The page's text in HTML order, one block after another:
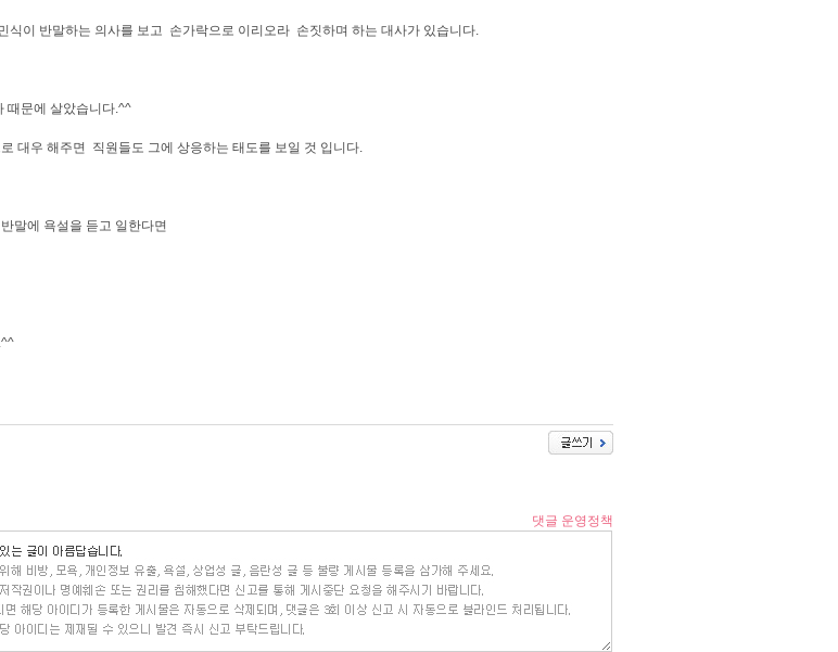
식이 반말하는 의사를 보고 손가락으로 이리오라 손짓하며 하는 대사가 있습니다.
때문에 살았습니다.^^
대우 해주면 직원들도 그에 상응하는 태도를 보일 것 입니다.
말에 욕설을 듣고 일한다면